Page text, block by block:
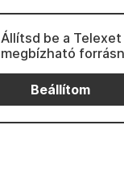
Állítsd be a Telexet
megbízható
Beállítom